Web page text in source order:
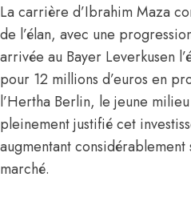
La carrière d’Ibrahim Maza
de l’élan, avec une
arrivée au Bayer Leverkusen
pour 12 millions d’euros en
l’Hertha Berlin, le jeune
pleinement justifié cet
augmentant considérablement
marché.